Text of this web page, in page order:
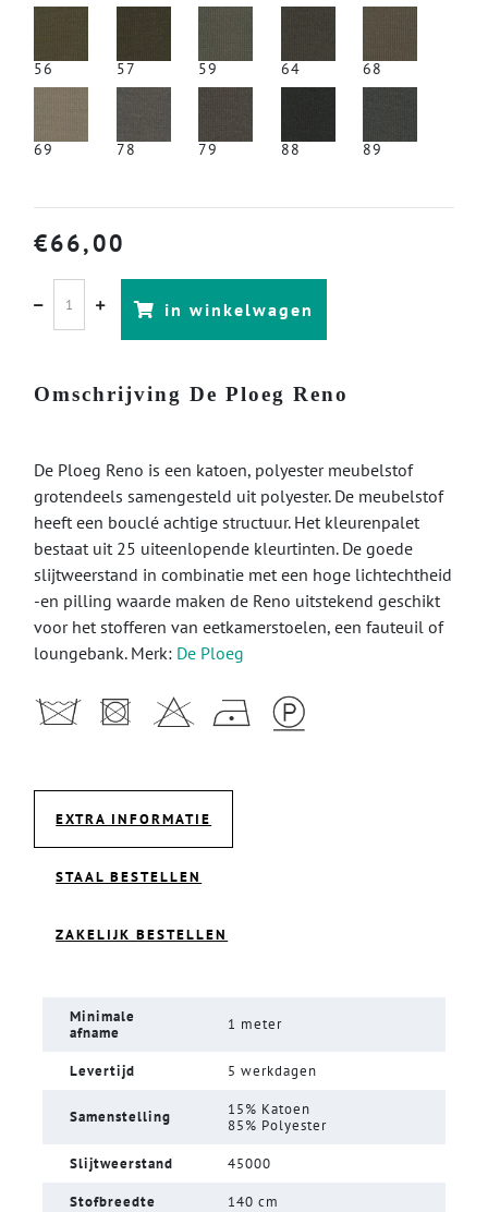
56 57 59 64 68
69 78 79 88 89
€66,00
in winkelwagen
Omschrijving De Ploeg Reno
De Ploeg Reno is een katoen, polyester meubelstof
grotendeels samengesteld uit polyester. De meubelstof
heeft een bouclé achtige structuur. Het kleurenpalet
bestaat uit 25 uiteenlopende kleurtinten. De goede
slijtweerstand in combinatie met een hoge lichtechtheid
-en pilling waarde maken de Reno uitstekend geschikt
voor het stofferen van eetkamerstoelen, een fauteuil of
loungebank. Merk: De Ploeg
EXTRA INFORMATIE
STAAL BESTELLEN
ZAKELIJK BESTELLEN
Minimale
afname
1 meter
Levertijd 5 werkdagen
Samenstelling
15% Katoen
85% Polyester
Slijtweerstand 45000
Stofbreedte 140 cm